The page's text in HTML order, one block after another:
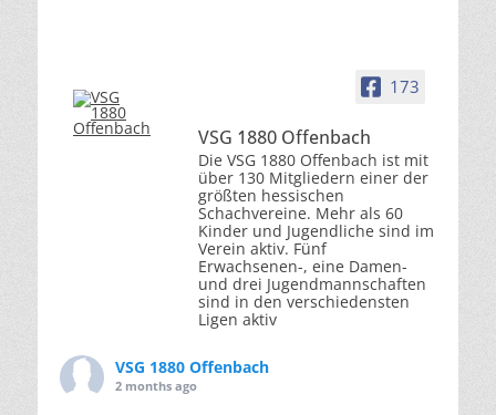
173
VSG 1880 Offenbach
Die VSG 1880 Offenbach ist mit
über 130 Mitgliedern einer der
größten hessischen
Schachvereine. Mehr als 60
Kinder und Jugendliche sind im
Verein aktiv. Fünf
Erwachsenen-, eine Damen-
und drei Jugendmannschaften
sind in den verschiedensten
Ligen aktiv
VSG 1880 Offenbach
2 months ago